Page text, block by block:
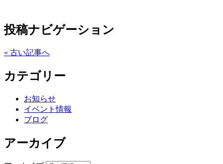
投稿ナビゲーション
« 古い記事へ
カテゴリー
お知らせ
イベント情報
ブログ
アーカイブ